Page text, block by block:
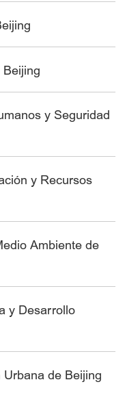
y Seguridad
y Recursos
Ambiente de
y Desarrollo
de Beijing